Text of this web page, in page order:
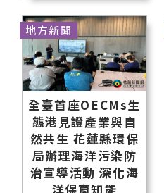
全臺首座OECMs生
態港見證產業與自
然共生 花蓮縣環保
局辦理海洋污染防
治宣導活動 深化海
洋保育知能
地方新聞